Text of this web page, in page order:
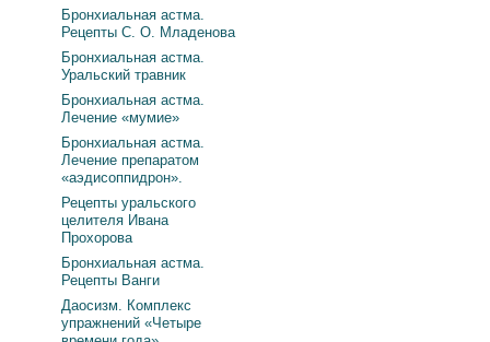
Бронхиальная астма.
Рецепты С. О. Младенова
Бронхиальная астма.
Уральский травник
Бронхиальная астма.
Лечение «мумие»
Бронхиальная астма.
Лечение препаратом
«аэдисоппидрон».
Рецепты уральского
целителя Ивана
Прохорова
Бронхиальная астма.
Рецепты Ванги
Даосизм. Комплекс
упражнений «Четыре